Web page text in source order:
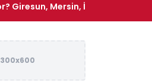
Mersin, İzmir, Osmaniye Cuma
300x600